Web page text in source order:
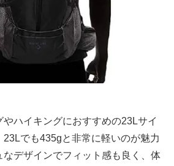
やハイキングにおすすめの23Lサイ
23Lでも435gと非常に軽いのが魅力
なデザインでフィット感も良く、体